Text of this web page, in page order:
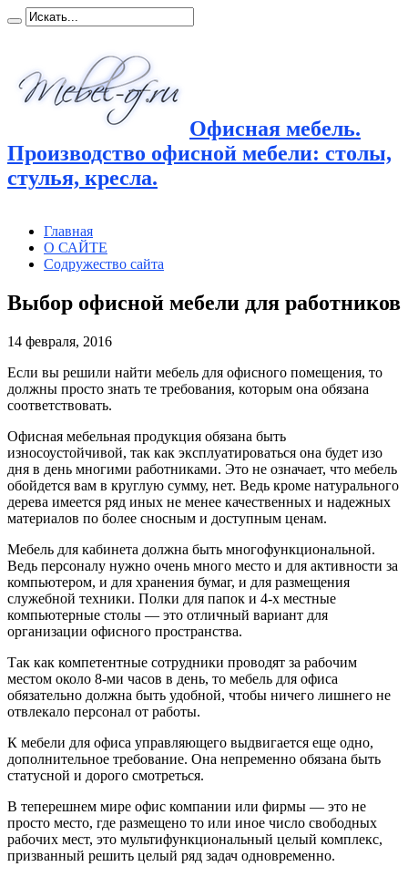
Офисная мебель.
Производство офисной мебели: столы,
стулья, кресла.
Главная
О САЙТЕ
Содружество сайта
Выбор офисной мебели для работников
14 февраля, 2016
Если вы решили найти мебель для офисного помещения, то
должны просто знать те требования, которым она обязана
соответствовать.
Офисная мебельная продукция обязана быть
износоустойчивой, так как эксплуатироваться она будет изо
дня в день многими работниками. Это не означает, что мебель
обойдется вам в круглую сумму, нет. Ведь кроме натурального
дерева имеется ряд иных не менее качественных и надежных
материалов по более сносным и доступным ценам.
Мебель для кабинета должна быть многофункциональной.
Ведь персоналу нужно очень много место и для активности за
компьютером, и для хранения бумаг, и для размещения
служебной техники. Полки для папок и 4-х местные
компьютерные столы — это отличный вариант для
организации офисного пространства.
Так как компетентные сотрудники проводят за рабочим
местом около 8-ми часов в день, то мебель для офиса
обязательно должна быть удобной, чтобы ничего лишнего не
отвлекало персонал от работы.
К мебели для офиса управляющего выдвигается еще одно,
дополнительное требование. Она непременно обязана быть
статусной и дорого смотреться.
В теперешнем мире офис компании или фирмы — это не
просто место, где размещено то или иное число свободных
рабочих мест, это мультифункциональный целый комплекс,
призванный решить целый ряд задач одновременно.